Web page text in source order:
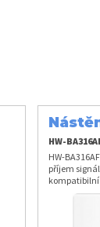
HW-
HW-
příjem
kompatibilní